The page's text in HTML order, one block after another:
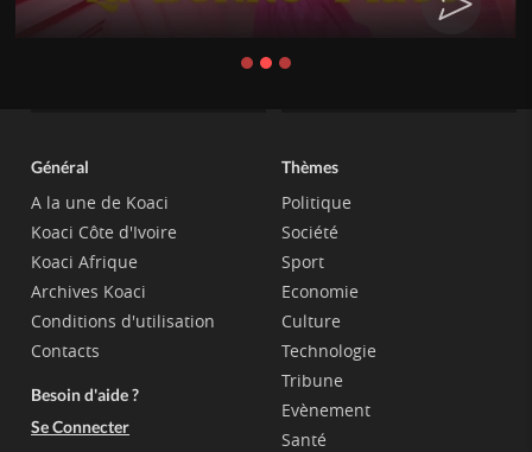
Général
A la une de Koaci
Koaci Côte d'Ivoire
Koaci Afrique
Archives Koaci
Conditions d'utilisation
Contacts
Besoin d'aide ?
Se Connecter
Thèmes
Politique
Société
Sport
Economie
Culture
Technologie
Tribune
Evènement
Santé